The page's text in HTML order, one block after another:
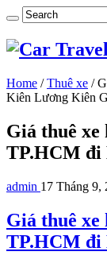
Home / Thuê xe /
Kiên Lương Kiên
Giá thuê xe
TP.HCM đi
admin 17 Tháng 9,
Giá thuê xe
TP.HCM đi